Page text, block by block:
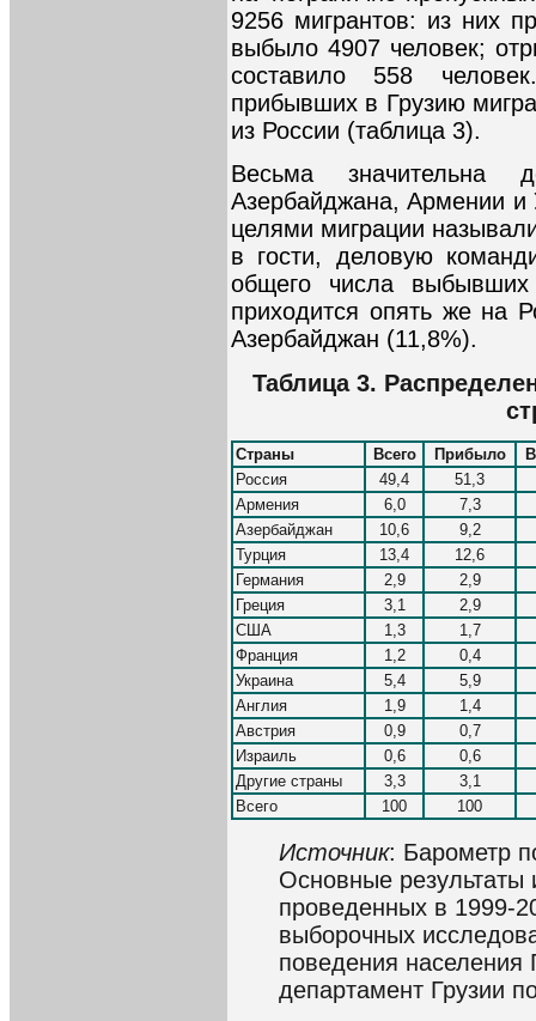
9256 мигрантов: из них
выбыло 4907 человек;
составило 558
прибывших в Грузию
из России (таблица 3).
Весьма значительна
Азербайджана, Армении и
целями миграции
в гости, деловую
общего числа
приходится опять же на
Азербайджан (11,8%).
Таблица 3.
Страны Всего Прибыло
Россия
49,4
51,3
Армения
6,0
7,3
Азербайджан
10,6
9,2
Турция
13,4
12,6
Германия
2,9
2,9
Греция
3,1
2,9
США
1,3
1,7
Франция
1,2
0,4
Украина
5,4
5,9
Англия
1,9
1,4
Австрия
0,9
0,7
Израиль
0,6
0,6
Другие страны
3,3
3,1
Всего
100 100
Источник: Барометр
Основные результаты
проведенных в 1999-
выборочных
поведения населения
департамент Грузии